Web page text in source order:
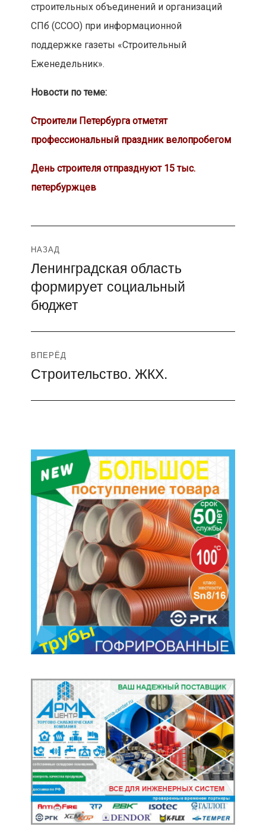
строительных объединений и организаций
СПб (ССОО) при информационной
поддержке газеты «Строительный
Еженедельник».
Новости по теме:
Строители Петербурга отметят
профессиональный праздник велопробегом
День строителя отпразднуют 15 тыс.
петербуржцев
Навигация
по
записям
НАЗАД
Предыдущая
запись:
Ленинградская область
формирует социальный
бюджет
ВПЕРЁД
Следующая
Строительство. ЖКХ.